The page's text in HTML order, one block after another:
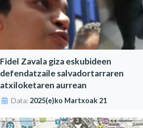
Fidel Zavala giza eskubideen
defendatzaile salvadortarraren
atxiloketaren aurrean
Data: 2025(e)ko Martxoak 21